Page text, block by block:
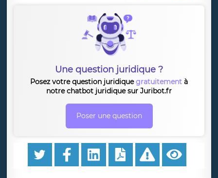
Une question juridique ?
Posez votre question juridiquegratuitement à
notre chatbot juridique sur Juribot.fr
Poser une question